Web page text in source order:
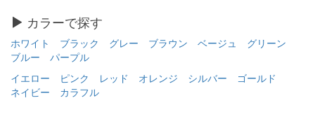
カラーで探す
ホワイト ブラック グレー ブラウン ベージュ
グリーン
ブルー
パープル
イエロー
ピンク レッド オレンジ シルバー
ゴールド
ネイビー
カラフル